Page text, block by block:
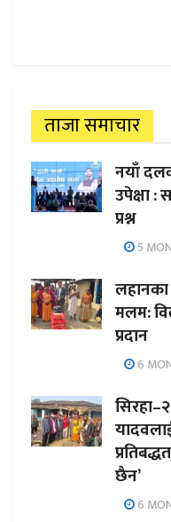
ताजा समाचार
नयाँ
उपेक्षा :
प्रश्न
5
लहानका
मलम:
प्रदान
6
छैन’
6